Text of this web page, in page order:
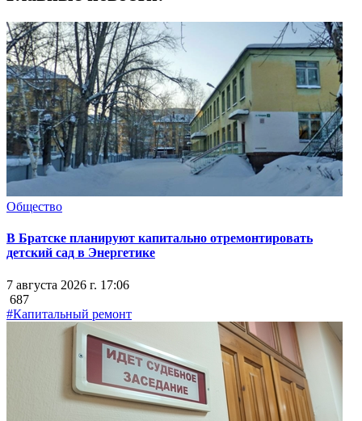
Общество
В Братске планируют капитально отремонтировать
детский сад в Энергетике
7 августа 2026 г. 17:06
687
#Капитальный ремонт